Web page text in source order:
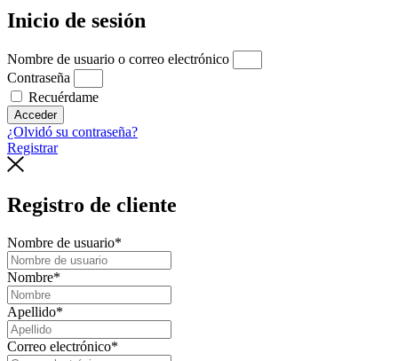
Inicio de sesión
Nombre de usuario o correo electrónico
Contraseña
Recuérdame
Acceder
¿Olvidó su contraseña?
Registrar
Registro de cliente
Nombre de usuario*
Nombre*
Apellido*
Correo electrónico*